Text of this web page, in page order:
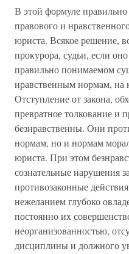
В этой формуле
правового и
юриста. Всякое решение,
прокурора, судьи, если оно
правильно понимаемом
нравственным нормам, на
Отступление от закона,
превратное толкование и
безнравственны. Они
нормам, но и нормам
юриста. При этом
сознательные нарушения
противозаконные
нежеланием глубоко
постоянно их
неорганизованностью,
дисциплины и должного